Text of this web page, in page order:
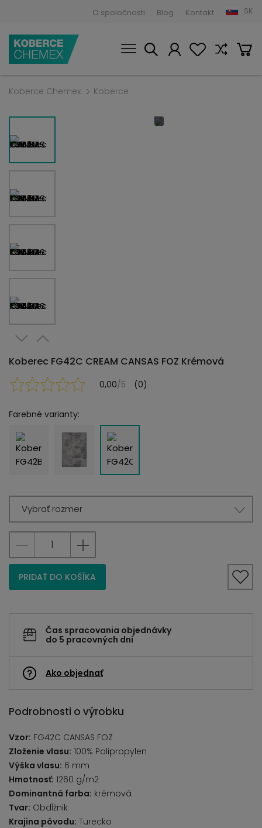
O spoločnosti Blog Kontakt SK
Koberce Chemex Koberce
Koberec FG42C CREAM CANSAS FOZ Krémová
0,00/5 (0)
Farebné varianty:
Vybrať rozmer
PRIDAŤ DO KOŠÍKA
Čas spracovania objednávky
do 5 pracovných dní
Ako objednať
Podrobnosti o výrobku
Vzor: FG42C CANSAS FOZ
Zloženie vlasu: 100% Polipropylen
Výška vlasu: 6 mm
Hmotnosť: 1260 g/m2
Dominantná farba: krémová
Tvar: Obdĺžnik
Krajina pôvodu: Turecko